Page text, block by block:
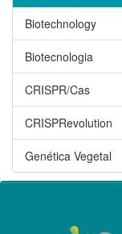
Biotechnology
Biotecnologia
CRISPR/Cas
CRISPRevolution
Genética Vegetal